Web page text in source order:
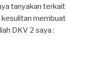
tanyakan terkait
membuat
DKV 2 saya :